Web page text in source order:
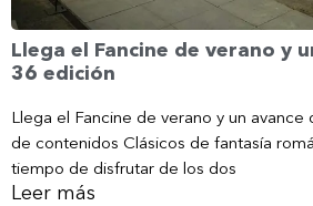
Llega el Fancine de verano y
36 edición
Llega el Fancine de verano y un avance
de contenidos Clásicos de fantasía
tiempo de disfrutar de los dos
Leer más